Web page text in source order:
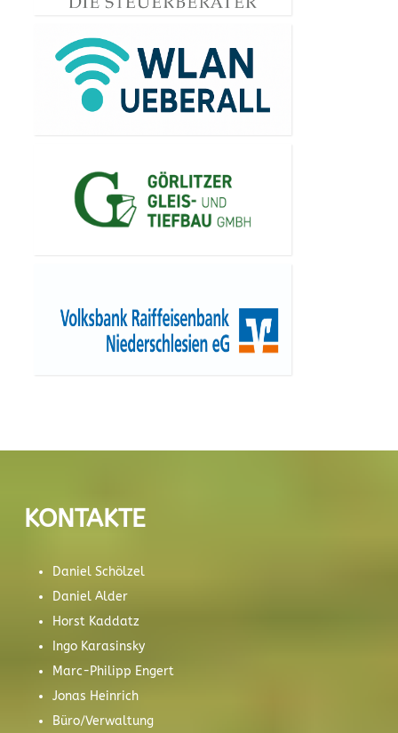
KONTAKTE
Daniel Schölzel
Daniel Alder
Horst Kaddatz
Ingo Karasinsky
Marc-Philipp Engert
Jonas Heinrich
Büro/Verwaltung